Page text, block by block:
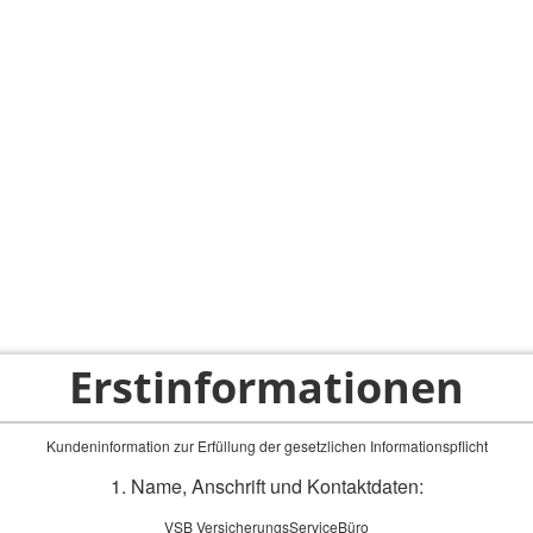
Erstinformationen
Kundeninformation zur Erfüllung der gesetzlichen Informationspflicht
1. Name, Anschrift und Kontaktdaten:
VSB VersicherungsServiceBüro